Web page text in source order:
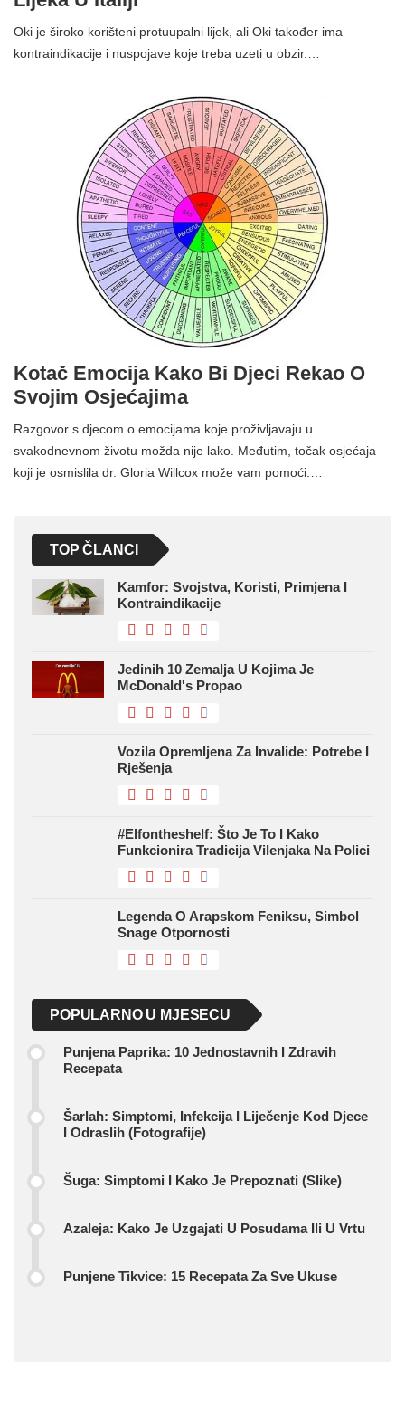
Oki je široko korišteni protuupalni lijek, ali Oki također ima
kontraindikacije i nuspojave koje treba uzeti u obzir.…
Kotač Emocija Kako Bi Djeci Rekao O
Svojim Osjećajima
Razgovor s djecom o emocijama koje proživljavaju u
svakodnevnom životu možda nije lako. Međutim, točak osjećaja
koji je osmislila dr. Gloria Willcox može vam pomoći.…
TOP ČLANCI
Kamfor: Svojstva, Koristi, Primjena I
Kontraindikacije
Jedinih 10 Zemalja U Kojima Je
McDonald's Propao
Vozila Opremljena Za Invalide: Potrebe I
Rješenja
#Elfontheshelf: Što Je To I Kako
Funkcionira Tradicija Vilenjaka Na Polici
Legenda O Arapskom Feniksu, Simbol
Snage Otpornosti
POPULARNO U MJESECU
Punjena Paprika: 10 Jednostavnih I Zdravih
Recepata
Šarlah: Simptomi, Infekcija I Liječenje Kod Djece
I Odraslih (fotografije)
Šuga: Simptomi I Kako Je Prepoznati (slike)
Azaleja: Kako Je Uzgajati U Posudama Ili U Vrtu
Punjene Tikvice: 15 Recepata Za Sve Ukuse